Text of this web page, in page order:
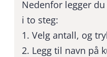
Nedenfor legger
i to steg:
1. Velg antall, og
2. Legg til navn på